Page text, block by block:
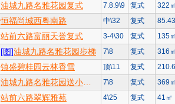
油城九路名雅花园复式 7.8.9\9 复式
322
恒福尚城西粤南路 中\32 复式
站前六路富丽天誉复式 3-4\30 复式
135
[图]油城九路名雅花园步梯 7\8 复式
316
镇盛碧桂园云林香雪 顶\11 复式
7\8 复式
369
站前六路翠辉雅苑 4\25 复式
41㎡